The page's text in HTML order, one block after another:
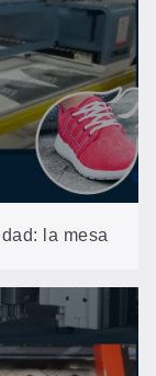
la mesa
en acción